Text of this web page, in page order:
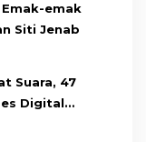
emak
Siti Jenab
Suara, 47
Digital